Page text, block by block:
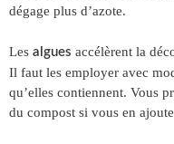
dégage plus d’azote.
Les algues accélèrent la
Il faut les employer avec
qu’elles contiennent. Vous
du compost si vous en